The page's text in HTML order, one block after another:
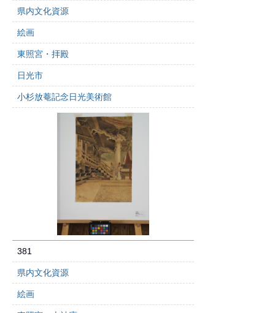
県内文化資源
絵画
東照宮・拝殿
日光市
小杉放菴記念日光美術館
381
県内文化資源
絵画